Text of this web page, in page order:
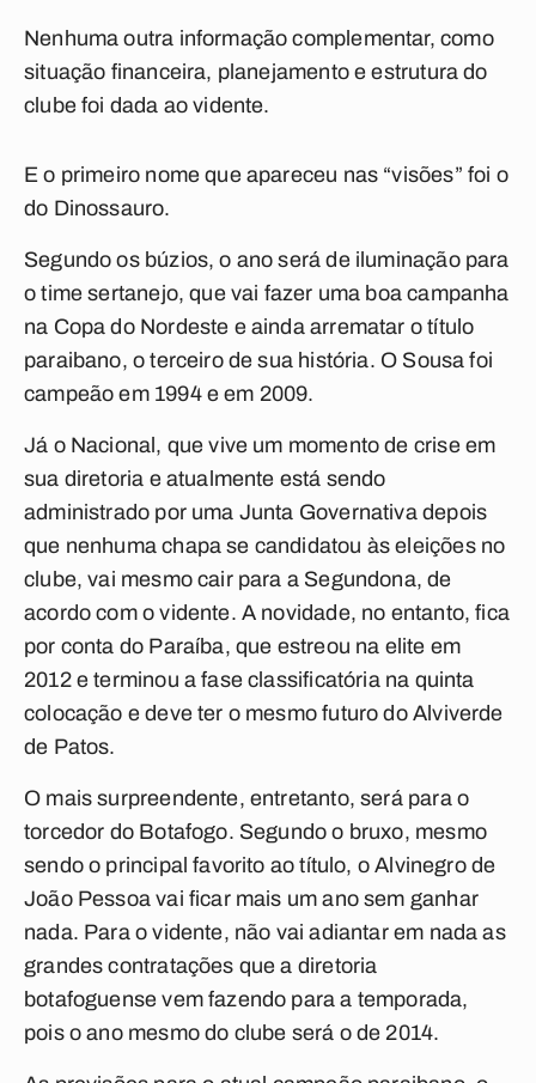
Nenhuma outra informação complementar, como
situação financeira, planejamento e estrutura do
clube foi dada ao vidente.
E o primeiro nome que apareceu nas “visões” foi o
do Dinossauro.
Segundo os búzios, o ano será de iluminação para
o time sertanejo, que vai fazer uma boa campanha
na Copa do Nordeste e ainda arrematar o título
paraibano, o terceiro de sua história. O Sousa foi
campeão em 1994 e em 2009.
Já o Nacional, que vive um momento de crise em
sua diretoria e atualmente está sendo
administrado por uma Junta Governativa depois
que nenhuma chapa se candidatou às eleições no
clube, vai mesmo cair para a Segundona, de
acordo com o vidente. A novidade, no entanto, fica
por conta do Paraíba, que estreou na elite em
2012 e terminou a fase classificatória na quinta
colocação e deve ter o mesmo futuro do Alviverde
de Patos.
O mais surpreendente, entretanto, será para o
torcedor do Botafogo. Segundo o bruxo, mesmo
sendo o principal favorito ao título, o Alvinegro de
João Pessoa vai ficar mais um ano sem ganhar
nada. Para o vidente, não vai adiantar em nada as
grandes contratações que a diretoria
botafoguense vem fazendo para a temporada,
pois o ano mesmo do clube será o de 2014.